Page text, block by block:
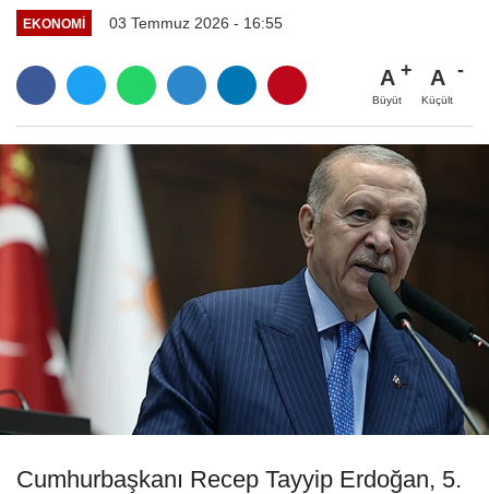
EKONOMI 03 Temmuz 2026 - 16:55
A
Büyüt
A
Küçült
Cumhurbaşkanı Recep Tayyip Erdoğan, 5.